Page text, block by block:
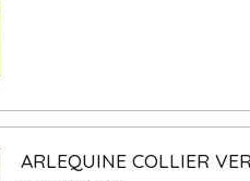
ARLEQUINE COLLIER